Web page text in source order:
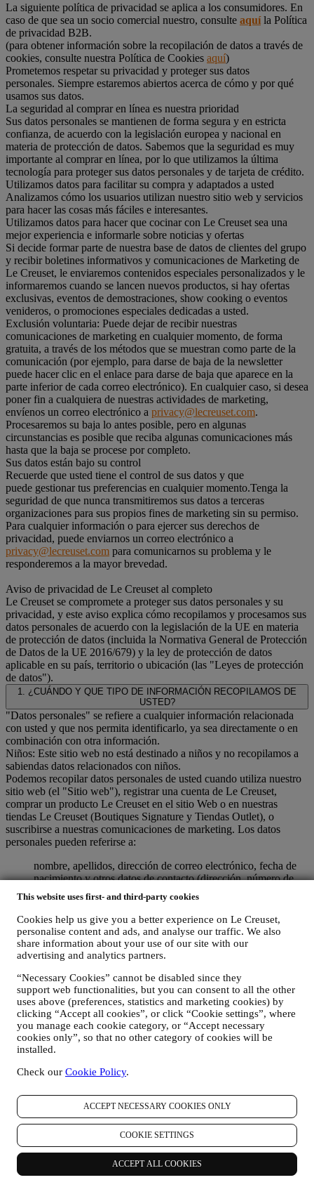
This website uses first- and third-party cookies
Cookies help us give you a better experience on Le Creuset,
personalise content and ads, and analyse our traffic. We also
share information about your use of our site with our
advertising and analytics partners.
“Necessary Cookies” cannot be disabled since they
support web functionalities, but you can consent to all the other
uses above (preferences, statistics and marketing cookies) by
clicking “Accept all cookies”, or click “Cookie settings”, where
you manage each cookie category, or “Accept necessary
cookies only”, so that no other category of cookies will be
installed.
Check our Cookie Policy.
ACCEPT NECESSARY COOKIES ONLY
COOKIE SETTINGS
ACCEPT ALL COOKIES
La siguiente política de privacidad se aplica a los consumidores. En
caso de que sea un socio comercial nuestro, consulte aquíla Política
de privacidad B2B.
(para obtener información sobre la recopilación de datos a través de
cookies, consulte nuestra Política de Cookies aquí)
Prometemos respetar su privacidad y proteger sus datos
personales. Siempre estaremos abiertos acerca de cómo y por qué
usamos sus datos.
La seguridad al comprar en línea es nuestra prioridad
Sus datos personales se mantienen de forma segura y en estricta
confianza, de acuerdo con la legislación europea y nacional en
materia de protección de datos. Sabemos que la seguridad es muy
importante al comprar en línea, por lo que utilizamos la última
tecnología para proteger sus datos personales y de tarjeta de crédito.
Utilizamos datos para facilitar su compra y adaptados a usted
Analizamos cómo los usuarios utilizan nuestro sitio web y servicios
para hacer las cosas más fáciles e interesantes.
Utilizamos datos para hacer que cocinar con Le Creuset sea una
mejor experiencia e informarle sobre noticias y ofertas
Si decide formar parte de nuestra base de datos de clientes del grupo
y recibir boletines informativos y comunicaciones de Marketing de
Le Creuset, le enviaremos contenidos especiales personalizados y le
informaremos cuando se lancen nuevos productos, si hay ofertas
exclusivas, eventos de demostraciones, show cooking o eventos
venideros, o promociones especiales dedicadas a usted.
Exclusión voluntaria: Puede dejar de recibir nuestras
comunicaciones de marketing en cualquier momento, de forma
gratuita, a través de los métodos que se muestran como parte de la
comunicación (por ejemplo, para darse de baja de la newsletter
puede hacer clic en el enlace para darse de baja que aparece en la
parte inferior de cada correo electrónico). En cualquier caso, si desea
poner fin a cualquiera de nuestras actividades de marketing,
envíenos un correo electrónico a privacy@lecreuset.com.
Procesaremos su baja lo antes posible, pero en algunas
circunstancias es posible que reciba algunas comunicaciones más
hasta que la baja se procese por completo.
Sus datos están bajo su control
Recuerde que usted tiene el control de sus datos y que
puede gestionar tus preferencias en cualquier momento.Tenga la
seguridad de que nunca transmitiremos sus datos a terceras
organizaciones para sus propios fines de marketing sin su permiso.
Para cualquier información o para ejercer sus derechos de
privacidad, puede enviarnos un correo electrónico a
privacy@lecreuset.com para comunicarnos su problema y le
responderemos a la mayor brevedad.
Aviso de privacidad de Le Creuset al completo
Le Creuset se compromete a proteger sus datos personales y su
privacidad, y este aviso explica cómo recopilamos y procesamos sus
datos personales de acuerdo con la legislación de la UE en materia
de protección de datos (incluida la Normativa General de Protección
de Datos de la UE 2016/679) y la ley de protección de datos
aplicable en su país, territorio o ubicación (las "Leyes de protección
de datos").
1. ¿CUÁNDO Y QUE TIPO DE INFORMACIÓN RECOPILAMOS DE
USTED?
"Datos personales" se refiere a cualquier información relacionada
con usted y que nos permita identificarlo, ya sea directamente o en
combinación con otra información.
Niños: Este sitio web no está destinado a niños y no recopilamos a
sabiendas datos relacionados con niños.
Podemos recopilar datos personales de usted cuando utiliza nuestro
sitio web (el "Sitio web"), registrar una cuenta de Le Creuset,
comprar un producto Le Creuset en el sitio Web o en nuestras
tiendas Le Creuset (Boutiques Signature y Tiendas Outlet), o
suscribirse a nuestras comunicaciones de marketing. Los datos
personales pueden referirse a:
nombre, apellidos, dirección de correo electrónico, fecha de
nacimiento y otros datos de contacto (dirección, número de
teléfono y dirección de correo electrónico), para registrar una
cuenta de Le Creuset o comprar como usuario invitado, o para
suscribirse a nuestras comunicaciones de marketing
comunicaciones en la web o en la tienda.
sus datos de compra, por ejemplo, fecha y hora de compra,
datos de entrega, datos de productos y pagos y detalles, para
datos sobre su historial de navegación en línea (por ejemplo,
identificadores en línea - como su dirección IP, versión del
navegador, sistema operativo, duración de la visita, usuario
que regresa, origen geográfico), recopilados durante sus
visitas al Sitio Web (ya sea que sea usuario registrado o no),
mediante el uso de registros y/o tecnologías de seguimiento
como "cookies" y otras tecnologías similares (incluidos los
píxeles de seguimiento en los correos electrónicos), para
mejorar nuestros servicios y anuncios, o para nuestro análisis
estadístico - en la mayoría de los casos no podremos
identificarlo a través de esta información técnica. Para obtener
información sobre la recopilación de datos a través de
cookies, consulte nuestra Política de Cookies
sus comentarios, solicitudes, quejas, preguntas o interacciones
con nosotros (por ejemplo, sus mensajes, chats, publicaciones
en redes sociales, correos electrónicos o llamadas telefónicas).